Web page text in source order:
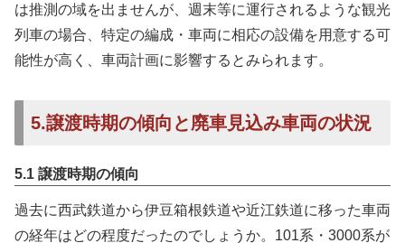
は推測の域を出ませんが、週末等に運行されるような観光
列車の場合、特定の編成・車両に相応の設備を用意する可
能性が高く、車両計画に影響するとみられます。
5.譲渡時期の傾向と廃車見込み車両の状況
5.1 譲渡時期の傾向
過去に西武鉄道から伊豆箱根鉄道や近江鉄道に移った車両
の経年はどの程度だったのでしょうか。101系・3000系が